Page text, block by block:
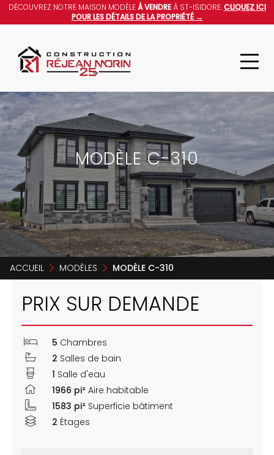
DÉCOUVREZ NOTRE MAISON MODÈLEÀ VENDREÀ ST-ISIDORE.CLIQUEZ ICI
POUR LES DÉTAILS DE LA PROPRIÉTÉ →
MODÈLE C-310
ACCUEIL MODÈLES MODÈLE C-310
PRIX SUR DEMANDE
5 Chambres
2 Salles de bain
1 Salle d'eau
1966 pi² Aire habitable
1583 pi² Superficie bâtiment
2 Étages